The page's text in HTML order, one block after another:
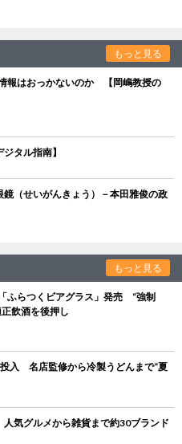
もっと見る
報はおっかないのか 【岡嶋教授の
タル指南】
（せいがんきょう）－本田雅俊の政
もっと見る
ふらつくビアグラス」発売 “強制
飲酒を後押し
入 名店監修から冷製うどんまで“夏
気グルメから雑貨まで約30ブランド